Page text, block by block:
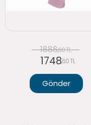
1888,60 TL
1748,60 TL
Gönder